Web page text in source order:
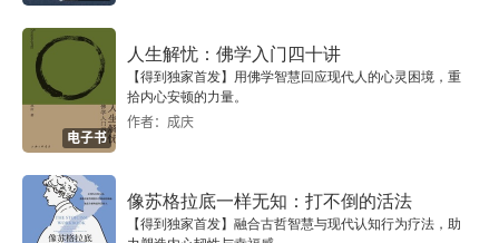
电子书
人生解忧：佛学入门四十讲
【得到独家首发】用佛学智慧回应现代人的心灵困境，重
拾内心安顿的力量。
作者：成庆
像苏格拉底一样无知：打不倒的活法
【得到独家首发】融合古哲智慧与现代认知行为疗法，助